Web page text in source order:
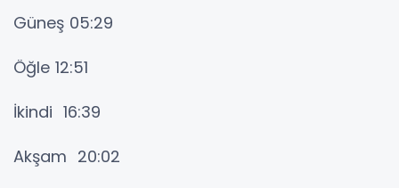
Güneş 05:29
Öğle 12:51
İkindi 16:39
Akşam 20:02